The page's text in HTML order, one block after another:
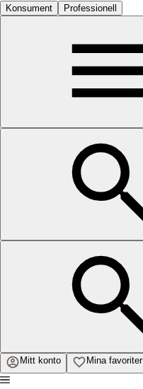
Konsument Professionell
Mitt konto Mina favoriter